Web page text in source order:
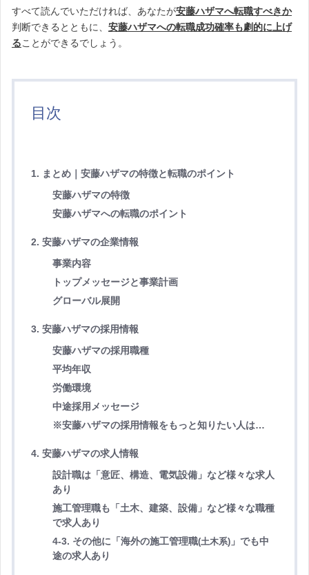
すべて読んでいただければ、あなたが安藤ハザマへ転職すべきか
判断できるとともに、 安藤ハザマへの転職成功確率も劇的に上げ
ることができるでしょう。
目次
1. まとめ｜安藤ハザマの特徴と転職のポイント
安藤ハザマの特徴
安藤ハザマへの転職のポイント
2. 安藤ハザマの企業情報
事業内容
トップメッセージと事業計画
グローバル展開
3. 安藤ハザマの採用情報
安藤ハザマの採用職種
平均年収
労働環境
中途採用メッセージ
※安藤ハザマの採用情報をもっと知りたい人は…
4. 安藤ハザマの求人情報
設計職は「意匠、構造、電気設備」など様々な求人
あり
施工管理職も「土木、建築、設備」など様々な職種
で求人あり
4-3. その他に「海外の施工管理職(土木系)」でも中
途の求人あり